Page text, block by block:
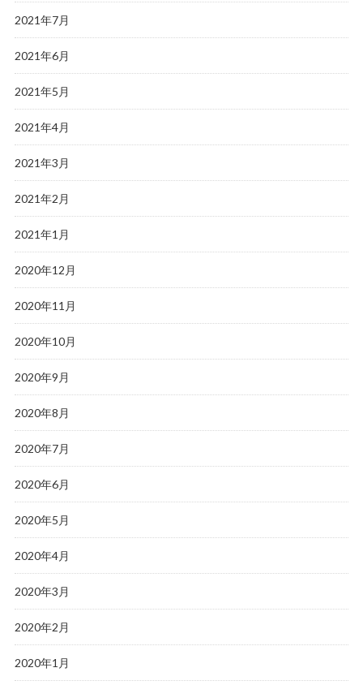
2021年7月
2021年6月
2021年5月
2021年4月
2021年3月
2021年2月
2021年1月
2020年12月
2020年11月
2020年10月
2020年9月
2020年8月
2020年7月
2020年6月
2020年5月
2020年4月
2020年3月
2020年2月
2020年1月